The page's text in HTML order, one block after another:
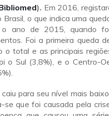
). Em 2016,
o que indica uma
o ano de 2015, quando
Foi a primeira queda
o total e as principais
o Sul (3,8%), e o Centro-
para seu nível mais
se que foi causada pela